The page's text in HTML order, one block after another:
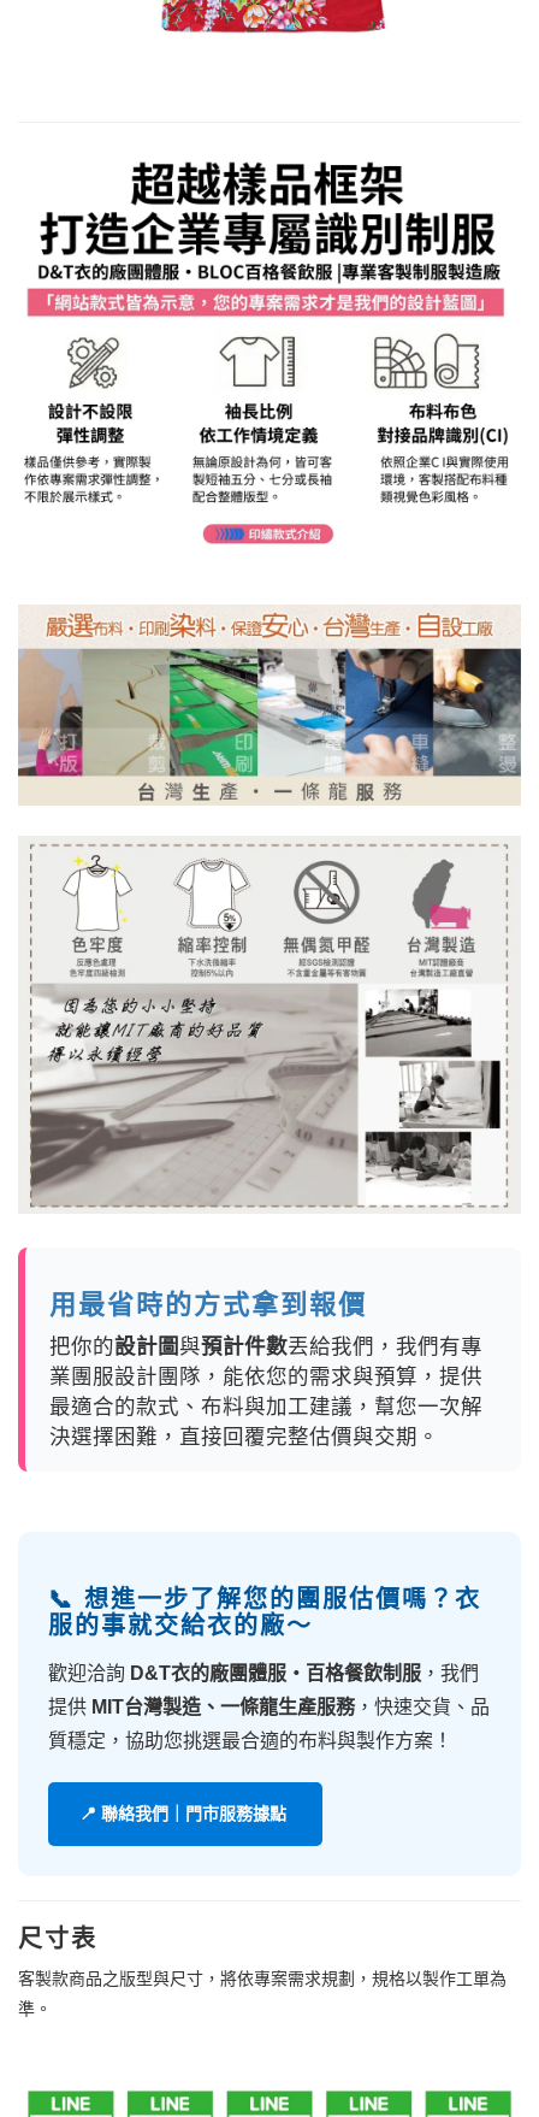
用最省時的方式拿到報價
把你的設計圖與預計件數丟給我們，我們有專
業團服設計團隊，能依您的需求與預算，提供
最適合的款式、布料與加工建議，幫您一次解
決選擇困難，直接回覆完整估價與交期。
📞 想進一步了解您的團服估價嗎？衣
服的事就交給衣的廠～
歡迎洽詢 D&T衣的廠團體服・百格餐飲制服 ，我們
提供 MIT台灣製造、一條龍生產服務，快速交貨、品
質穩定，協助您挑選最合適的布料與製作方案！
📍 聯絡我們｜門市服務據點
尺寸表
客製款商品之版型與尺寸，將依專案需求規劃，規格以製作工單為
準。